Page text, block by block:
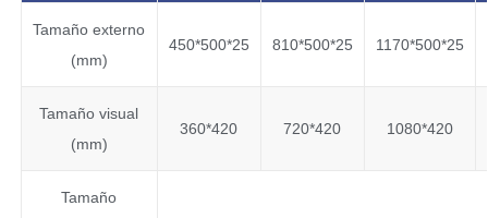
Tamaño externo
(mm)
450*500*25 810*500*25 1170*500*25
Tamaño visual
(mm)
360*420 720*420 1080*420
Tamaño